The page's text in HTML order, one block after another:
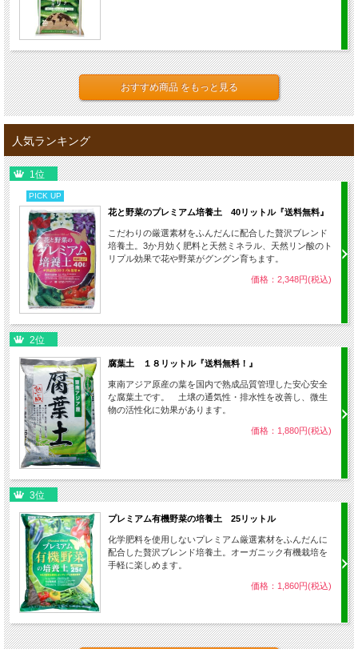
おすすめ商品 をもっと見る
人気ランキング
1位
PICK UP
花と野菜のプレミアム培養土 40リットル『送料無料』
こだわりの厳選素材をふんだんに配合した贅沢ブレンド
培養土。3か月効く肥料と天然ミネラル、天然リン酸のト
リプル効果で花や野菜がグングン育ちます。
価格：2,348円(税込)
2位
腐葉土 １８リットル『送料無料！』
東南アジア原産の葉を国内で熟成品質管理した安心安全
な腐葉土です。 土壌の通気性・排水性を改善し、微生
物の活性化に効果があります。
価格：1,880円(税込)
3位
プレミアム有機野菜の培養土 25リットル
化学肥料を使用しないプレミアム厳選素材をふんだんに
配合した贅沢ブレンド培養土。オーガニック有機栽培を
手軽に楽しめます。
価格：1,860円(税込)